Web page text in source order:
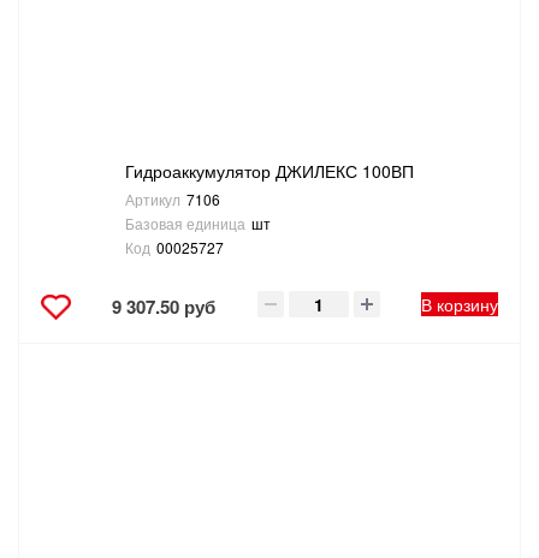
Гидроаккумулятор ДЖИЛЕКС 100ВП
Артикул 7106
Базовая единица шт
Код 00025727
9 307.50 руб В корзину